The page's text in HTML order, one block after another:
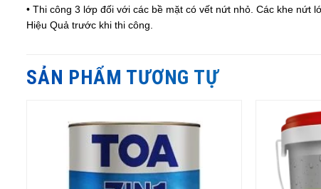
• Thi công 3 lớp đối với các bề mặt có vết nứt nhỏ. Các khe nứt
Hiệu Quả trước khi thi công.
SẢN PHẨM TƯƠNG TỰ